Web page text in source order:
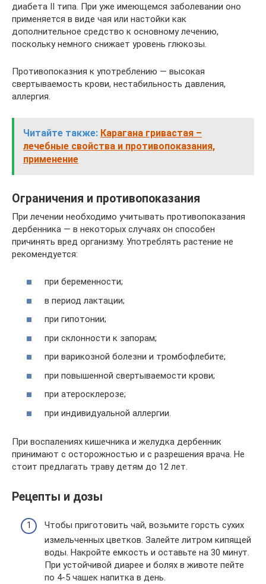
диабета II типа. При уже имеющемся заболевании оно
применяется в виде чая или настойки как
дополнительное средство к основному лечению,
поскольку немного снижает уровень глюкозы.
Противопоказния к употреблению — высокая
свертываемость крови, нестабильность давления,
аллергия.
Читайте также: Карагана гривастая –
лечебные свойства и противопоказания,
применение
Ограничения и противопоказания
При лечении необходимо учитывать противопоказания
дербенника — в некоторых случаях он способен
причинять вред организму. Употреблять растение не
рекомендуется:
при беременности;
в период лактации;
при гипотонии;
при склонности к запорам;
при варикозной болезни и тромбофлебите;
при повышенной свертываемости крови;
при атеросклерозе;
при индивидуальной аллергии.
При воспалениях кишечника и желудка дербенник
принимают с осторожностью и с разрешения врача. Не
стоит предлагать траву детям до 12 лет.
Рецепты и дозы
Чтобы приготовить чай, возьмите горсть сухих
измельченных цветков. Залейте литром кипящей
воды. Накройте емкость и оставьте на 30 минут.
При устойчивой диарее и болях в животе пейте
по 4-5 чашек напитка в день.